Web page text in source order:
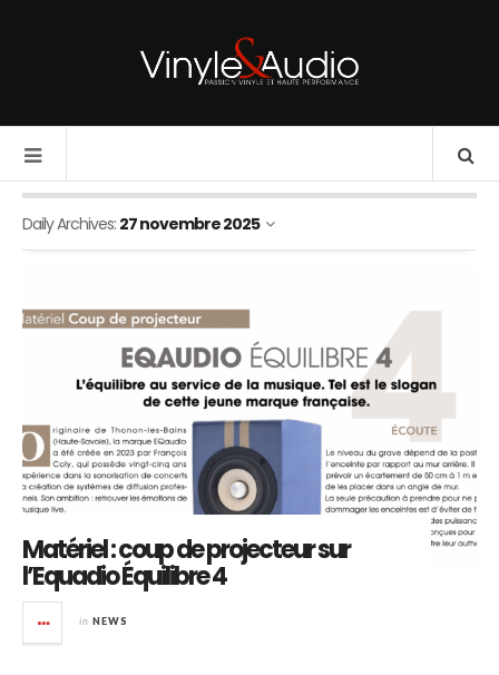
Daily Archives: 27 novembre 2025
Matériel : coup de projecteur sur
l’Equadio Équilibre 4
in NEWS